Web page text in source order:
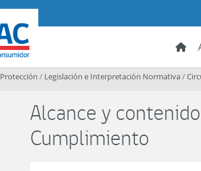
Protección / Legislación e Interpretación Normativa/
Alcance y
Cumplimiento